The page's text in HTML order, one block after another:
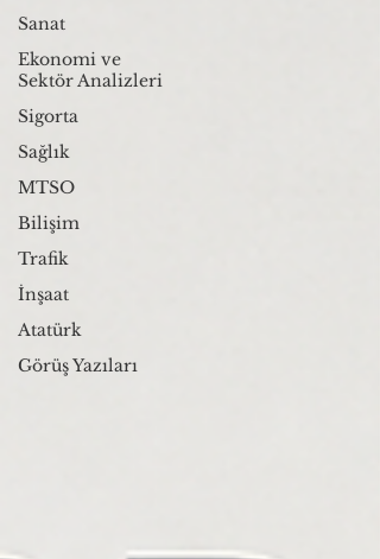
Sanat
Ekonomi ve
Sektör Analizleri
Sigorta
Sağlık
MTSO
Bilişim
Trafik
İnşaat
Atatürk
Görüş Yazıları